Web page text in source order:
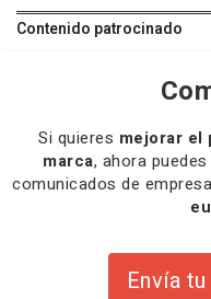
Contenido patrocinado
Si quieres mejorar el
marca, ahora
comunicados de
Envía